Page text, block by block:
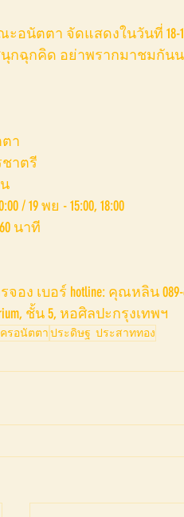
สนุกฉุกคิด อย่าพรากมาชมกัน
า
ชาตรี
/ 19 พย - 15:00, 18:00
นาที
ง เบอร์ hotline: คุณหลิน 089-
ชั้น 5, หอศิลปะกรุงเทพฯ
รอนัตตาประดิษฐ ประสาททอง